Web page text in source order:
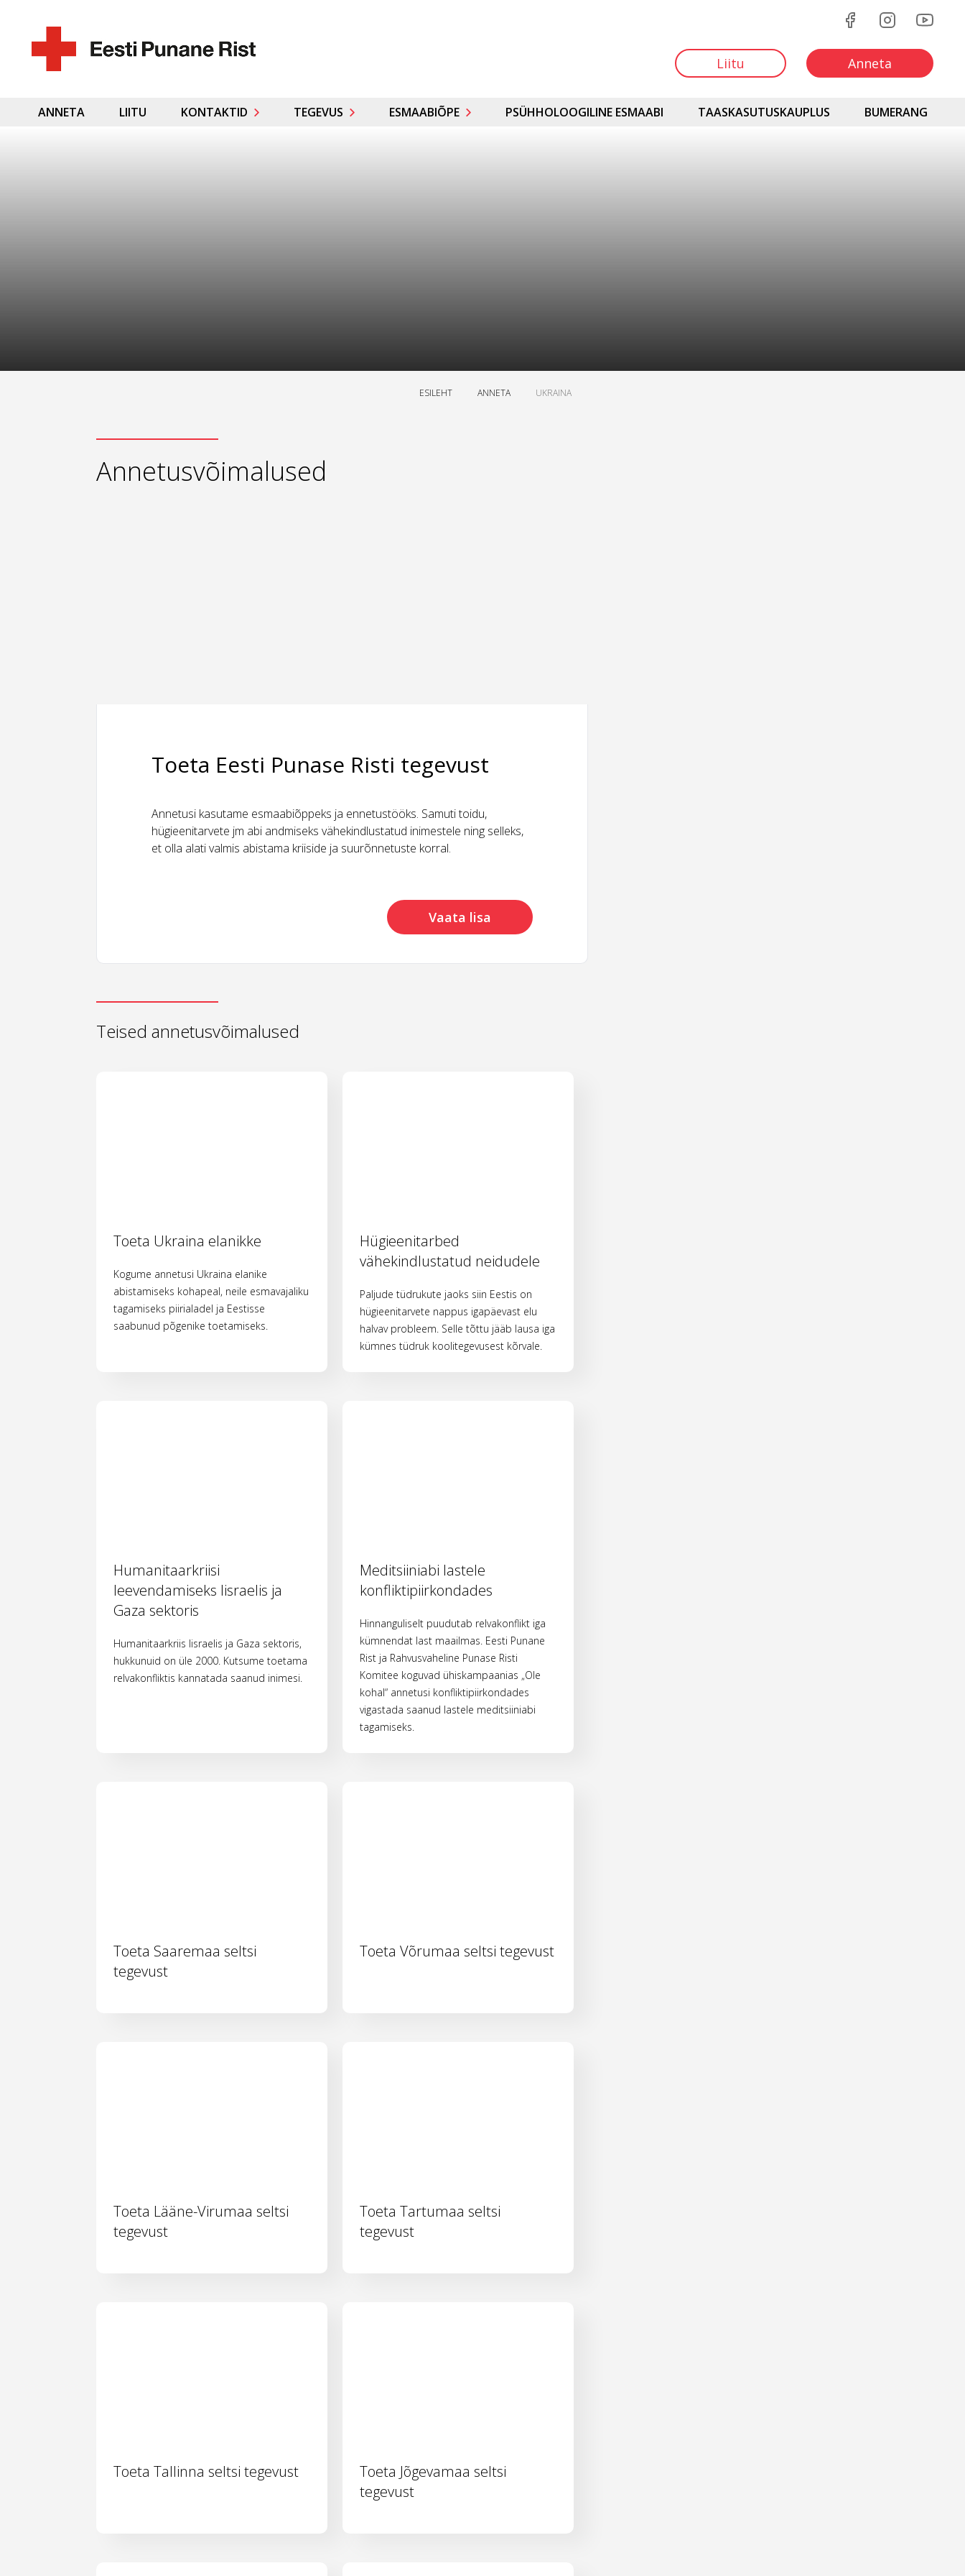
Liitu Anneta
ANNETA LIITU KONTAKTID TEGEVUS ESMAABIÕPE PSÜHHOLOOGILINE ESMAABI TAASKASUTUSKAUPLUS BUMERANG
ESILEHT ANNETA UKRAINA
Annetusvõimalused
Toeta Eesti Punase Risti tegevust
Annetusi kasutame esmaabiõppeks ja ennetustööks. Samuti toidu,
hügieenitarvete jm abi andmiseks vähekindlustatud inimestele ning selleks,
et olla alati valmis abistama kriiside ja suurõnnetuste korral.
Vaata lisa
Teised annetusvõimalused
Toeta Ukraina elanikke
Kogume annetusi Ukraina elanike
abistamiseks kohapeal, neile esmavajaliku
tagamiseks piirialadel ja Eestisse
saabunud põgenike toetamiseks.
Hügieenitarbed
vähekindlustatud neidudele
Paljude tüdrukute jaoks siin Eestis on
hügieenitarvete nappus igapäevast elu
halvav probleem. Selle tõttu jääb lausa iga
kümnes tüdruk koolitegevusest kõrvale.
Humanitaarkriisi
leevendamiseks Iisraelis ja
Gaza sektoris
Humanitaarkriis Iisraelis ja Gaza sektoris,
hukkunuid on üle 2000. Kutsume toetama
relvakonfliktis kannatada saanud inimesi.
Meditsiiniabi lastele
konfliktipiirkondades
Hinnanguliselt puudutab relvakonflikt iga
kümnendat last maailmas. Eesti Punane
Rist ja Rahvusvaheline Punase Risti
Komitee koguvad ühiskampaanias „Ole
kohal“ annetusi konfliktipiirkondades
vigastada saanud lastele meditsiiniabi
tagamiseks.
Toeta Saaremaa seltsi
tegevust
Toeta Võrumaa seltsi tegevust
Toeta Lääne-Virumaa seltsi
tegevust
Toeta Tartumaa seltsi
tegevust
Toeta Tallinna seltsi tegevust
Toeta Jõgevamaa seltsi
tegevust